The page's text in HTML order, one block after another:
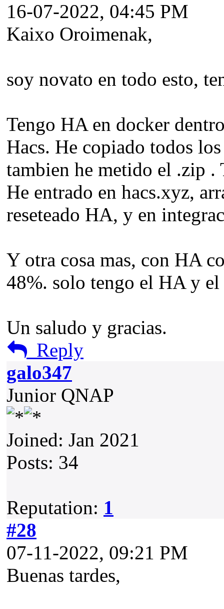
16-07-2022, 04:45 PM
Kaixo Oroimenak,
soy novato en todo esto,
Tengo HA en docker
Hacs. He copiado todos
tambien he metido el .zip .
He entrado en hacs.xyz,
reseteado HA, y en
Y otra cosa mas, con HA
48%. solo tengo el HA y
Un saludo y gracias.
Reply
galo347
Junior QNAP
Joined: Jan 2021
Posts: 34
Reputation: 1
#28
07-11-2022, 09:21 PM
Buenas tardes,